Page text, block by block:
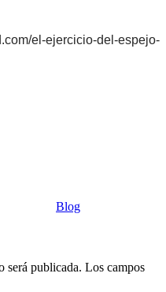
el-ejercicio-del-espejo-
Blog
será publicada. Los campos